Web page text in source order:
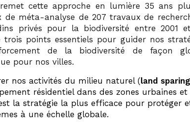
cette approche en lumière 35 ans
de méta-analyse de 207 travaux de
privés pour la biodiversité entre 2001
trois points essentiels pour guider nos
de la biodiversité de façon
pour nos villes.
nos activités du milieu naturel (land sparing
résidentiel dans des zones urbaines
la stratégie la plus efficace pour protéger
à une échelle globale.